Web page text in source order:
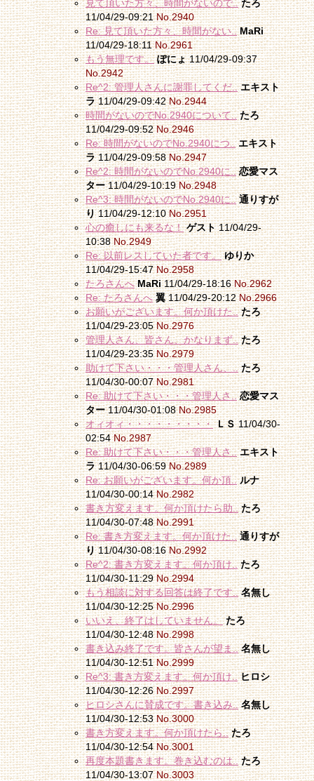
見て頂いた方々、時間がないので.. たろ
11/04/29-09:21No.2940
Re: 見て頂いた方々、時間がない.. MaRi
11/04/29-18:11No.2961
もう無理です。 ぽにょ11/04/29-09:37
No.2942
Re^2: 管理人さんに謝罪してくだ.. エキスト
ラ11/04/29-09:42No.2944
時間がないのでNo.2940について.. たろ
11/04/29-09:52No.2946
Re: 時間がないのでNo.2940につ.. エキスト
ラ11/04/29-09:58No.2947
Re^2: 時間がないのでNo.2940に.. 恋愛マス
ター11/04/29-10:19No.2948
Re^3: 時間がないのでNo.2940に.. 通りすが
り11/04/29-12:10No.2951
心の癒しにも来るな！ ゲスト11/04/29-
10:38No.2949
Re: 以前レスしていた者です。 ゆりか
11/04/29-15:47No.2958
たろさんへ MaRi11/04/29-18:16No.2962
Re: たろさんへ 翼11/04/29-20:12No.2966
お願いがございます。何か頂けた.. たろ
11/04/29-23:05No.2976
管理人さん、皆さん、かなりまず.. たろ
11/04/29-23:35No.2979
助けて下さい・・・管理人さん、.. たろ
11/04/30-00:07No.2981
Re: 助けて下さい・・・管理人さ.. 恋愛マス
ター11/04/30-01:08No.2985
オィオィ・・・・・・・・・ ＬＳ11/04/30-
02:54No.2987
Re: 助けて下さい・・・管理人さ.. エキスト
ラ11/04/30-06:59No.2989
Re: お願いがございます。何か頂.. ルナ
11/04/30-00:14No.2982
書き方変えます。何か頂けたら助.. たろ
11/04/30-07:48No.2991
Re: 書き方変えます。何か頂けた.. 通りすが
り11/04/30-08:16No.2992
Re^2: 書き方変えます。何か頂け.. たろ
11/04/30-11:29No.2994
もう相談に対する回答は終了です.. 名無し
11/04/30-12:25No.2996
いいえ、終了はしていません。 たろ
11/04/30-12:48No.2998
書き込み終了です。皆さんが望ま.. 名無し
11/04/30-12:51No.2999
Re^3: 書き方変えます。何か頂け.. ヒロシ
11/04/30-12:26No.2997
ヒロシさんに賛成です。書き込み.. 名無し
11/04/30-12:53No.3000
書き方変えます。何か頂けたら.. たろ
11/04/30-12:54No.3001
再度本題書きます。巻き込むのは.. たろ
11/04/30-13:07No.3003